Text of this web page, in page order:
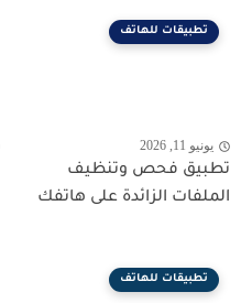
تطبيقات للهاتف
يونيو 11, 2026
تطبيق فحص وتنظيف
الملفات الزائدة على هاتفك
تطبيقات للهاتف